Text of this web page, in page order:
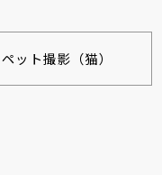
ペット撮影（猫）